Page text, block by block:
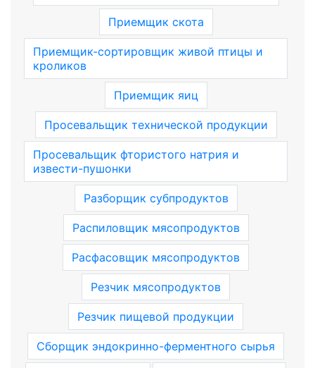
Приемщик скота
Приемщик-сортировщик живой птицы и
кроликов
Приемщик яиц
Просевальщик технической продукции
Просевальщик фтористого натрия и
извести-пушонки
Разборщик субпродуктов
Распиловщик мясопродуктов
Расфасовщик мясопродуктов
Резчик мясопродуктов
Резчик пищевой продукции
Сборщик эндокринно-ферментного сырья